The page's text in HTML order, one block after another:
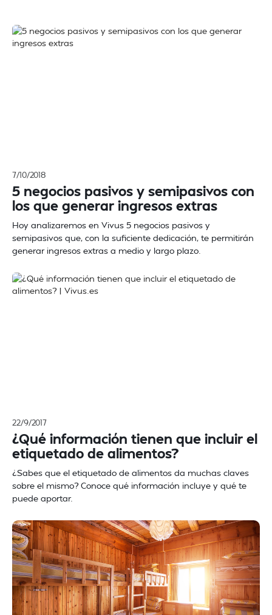
7/10/2018
5 negocios pasivos y semipasivos con
los que generar ingresos extras
Hoy analizaremos en Vivus 5 negocios pasivos y
semipasivos que, con la suficiente dedicación, te permitirán
generar ingresos extras a medio y largo plazo.
22/9/2017
¿Qué información tienen que incluir el
etiquetado de alimentos?
¿Sabes que el etiquetado de alimentos da muchas claves
sobre el mismo? Conoce qué información incluye y qué te
puede aportar.